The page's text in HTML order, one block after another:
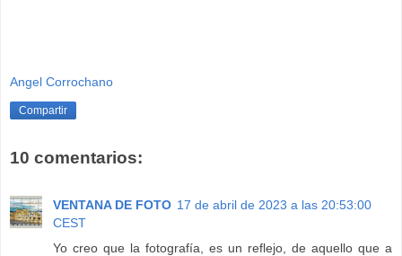
Angel Corrochano
Compartir
10 comentarios:
VENTANA DE FOTO 17 de abril de 2023 a las 20:53:00
CEST
Yo creo que la fotografía, es un reflejo, de aquello que a